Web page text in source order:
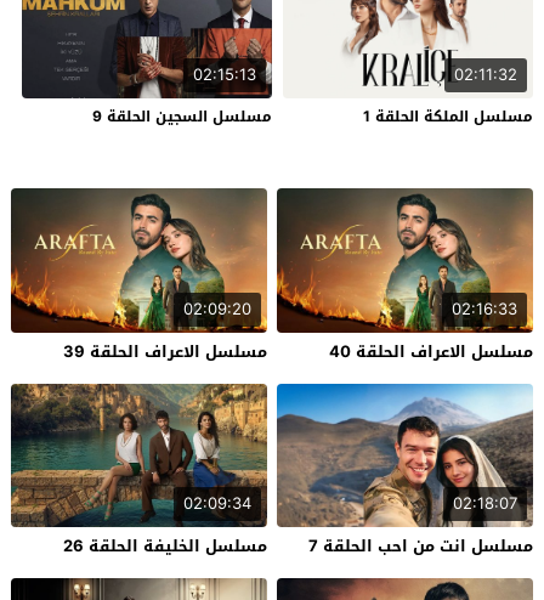
02:11:32
مسلسل الملكة الحلقة 1
02:15:13
مسلسل السجين الحلقة 9
02:16:33
مسلسل الاعراف الحلقة 40
02:09:20
مسلسل الاعراف الحلقة 39
02:18:07
مسلسل انت من احب الحلقة 7
02:09:34
مسلسل الخليفة الحلقة 26